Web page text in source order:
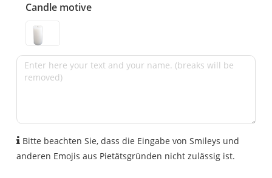
Candle motive
Bitte beachten Sie, dass die Eingabe von Smileys und
anderen Emojis aus Pietätsgründen nicht zulässig ist.